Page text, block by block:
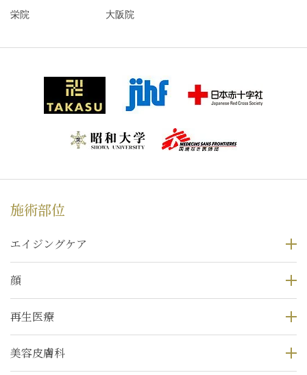
栄院 大阪院
施術部位
エイジングケア
顔
再生医療
美容皮膚科